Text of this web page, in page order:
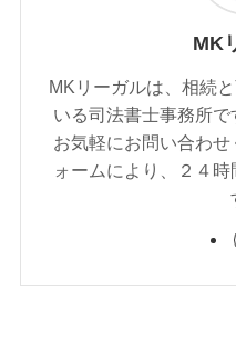
MK
MKリーガルは、相続
いる司法書士事務所で
お気軽にお問い合わ
ォームにより、２４